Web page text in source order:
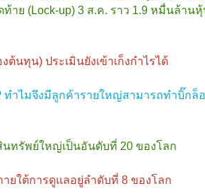
าย (Lock-up) 3 ส.ค. ราว 1.9 หมื่นล้าน
นทุน) ประเมินยังเข้าเก็งกำไรได้
ำไมจึงมีลูกค้ารายใหญ่สามารถทำบิ๊กล็
ทรัพย์ใหญ่เป็นอันดับที่ 20 ของโลก
ยใต้การดูแลอยู่ลำดับที่ 8 ของโลก